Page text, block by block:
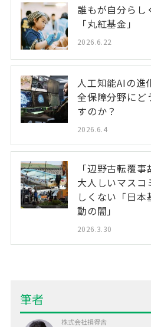
誰もが自分らし
「丸紅基金」
2026.6.22
人工知能AIの進
全保障分野にど
すのか？
2026.6.4
「辺野古転覆
大人しいマスコ
しくない「日
動の闇」
2026.3.30
株式会社損得舎